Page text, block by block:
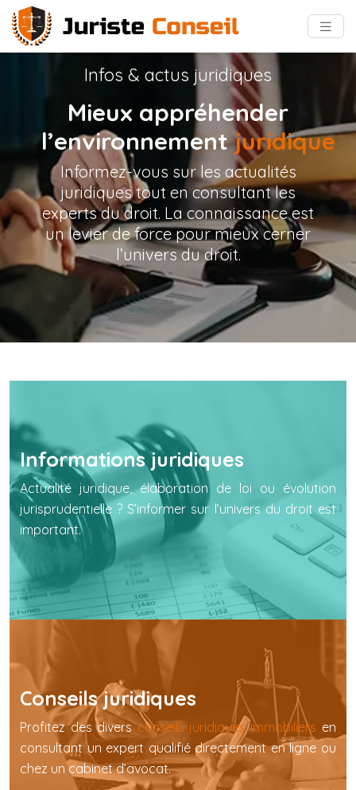
Infos & actus juridiques
Mieux appréhender
l’environnementjuridique
Informez-vous sur les actualités
juridiques tout en consultant les
experts du droit. La connaissance est
un levier de force pour mieux cerner
l’univers du droit.
Informations juridiques
Actualité juridique, élaboration de loi ou évolution
jurisprudentielle ? S’informer sur l’univers du droit est
important.
Conseils juridiques
Profitez des diversconseils juridiques immobiliers en
consultant un expert qualifié directement en ligne ou
chez un cabinet d’avocat.